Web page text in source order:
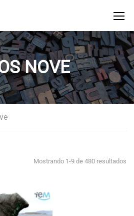
NOVE
Mostrando 1-9 de 480 resultados